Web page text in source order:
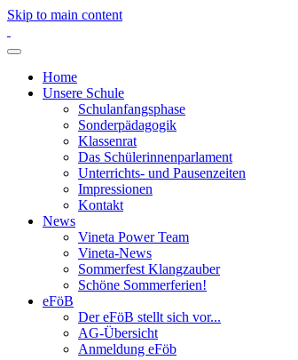
Skip to main content
Home
Unsere Schule
Schulanfangsphase
Sonderpädagogik
Klassenrat
Das Schülerinnenparlament
Unterrichts- und Pausenzeiten
Impressionen
Kontakt
News
Vineta Power Team
Vineta-News
Sommerfest Klangzauber
Schöne Sommerferien!
eFöB
Der eFöB stellt sich vor...
AG-Übersicht
Anmeldung eFöb